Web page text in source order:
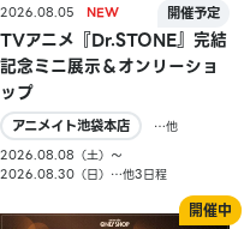
2026.08.05
TVアニメ『Dr.STONE』完結
記念ミニ展示＆オンリーショ
ップ
アニメイト池袋本店
…他
2026.08.08（土）〜
2026.08.30（日）…他3日程